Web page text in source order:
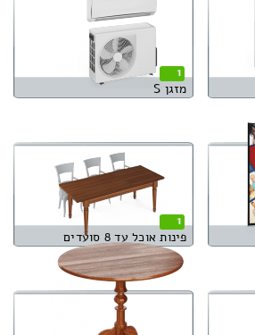
1
מזגן S
1
פינות אוכל עד 8 סועדים